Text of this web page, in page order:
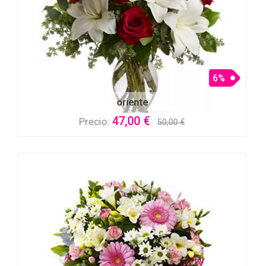
oriente
6%
Precio: 47,00 € 50,00 €